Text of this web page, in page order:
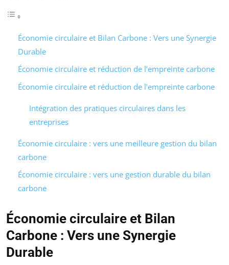
Économie circulaire et Bilan Carbone : Vers une Synergie
Durable
Économie circulaire et réduction de l’empreinte carbone
Économie circulaire et réduction de l’empreinte carbone
Intégration des pratiques circulaires dans les
entreprises
Économie circulaire : vers une meilleure gestion du bilan
carbone
Économie circulaire : vers une gestion durable du bilan
carbone
Économie circulaire et Bilan
Carbone : Vers une Synergie
Durable